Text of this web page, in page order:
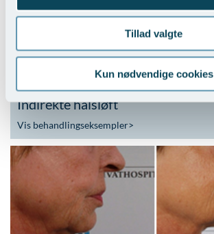
Tillad valgte
Kun nødvendige cookies
Indirekte halsløft
Vis behandlingseksempler>